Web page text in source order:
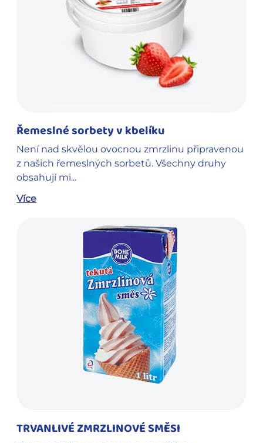
Řemeslné sorbety v kbelíku
Není nad skvělou ovocnou zmrzlinu připravenou
z našich řemeslných sorbetů. Všechny druhy
obsahují mi...
Více
TRVANLIVÉ ZMRZLINOVÉ SMĚSI